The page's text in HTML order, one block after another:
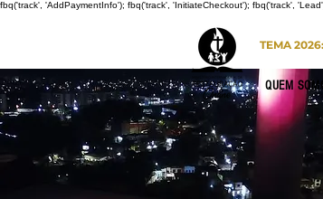
fbq('track', 'AddPaymentInfo'); fbq('track', 'InitiateCheckout'); fbq('track',
TEMA
QUEM